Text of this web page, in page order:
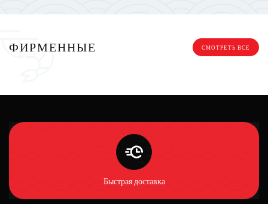
ФИРМЕННЫЕ СМОТРЕТЬ ВСЕ
Быстрая доставка